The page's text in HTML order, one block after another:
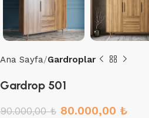
Ana Sayfa Gardroplar
Gardrop 501
90.000,00₺ 80.000,00 ₺